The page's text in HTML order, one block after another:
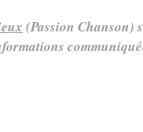
(Passion Chanson)